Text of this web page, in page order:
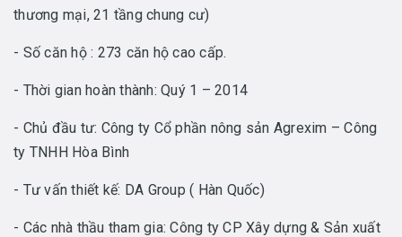
thương mại, 21 tầng chung cư)
- Số căn hộ : 273 căn hộ cao cấp.
- Thời gian hoàn thành: Quý 1 – 2014
- Chủ đầu tư: Công ty Cổ phần nông sản Agrexim – Công
ty TNHH Hòa Bình
- Tư vấn thiết kế: DA Group ( Hàn Quốc)
- Các nhà thầu tham gia: Công ty CP Xây dựng & Sản xuất